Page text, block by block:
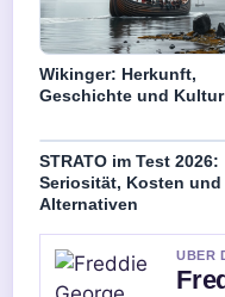
Wikinger: Herkunft,
Geschichte und Kultur
STRATO im Test 2026:
Seriosität, Kosten und
Alternativen
UBER